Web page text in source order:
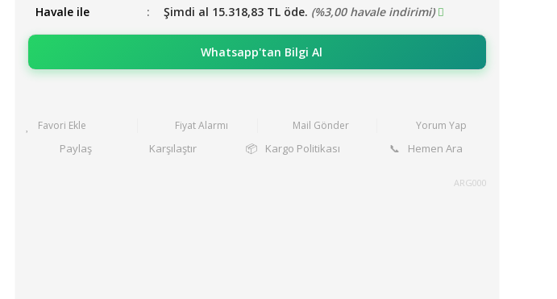
Havale ile
Şimdi al 15.318,83 TL öde. (%3,00 havale indirimi)
Whatsapp'tan Bilgi Al
Fiyat Alarmı Mail Gönder Yorum Yap
Paylaş Karşılaştır 📦 Kargo Politikası 📞 Hemen Ara
ARG000